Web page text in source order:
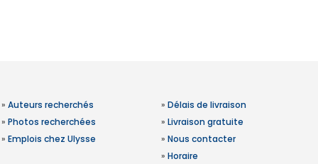
» Auteurs recherchés
» Photos recherchées
» Emplois chez Ulysse
» Délais de livraison
» Livraison gratuite
» Nous contacter
» Horaire